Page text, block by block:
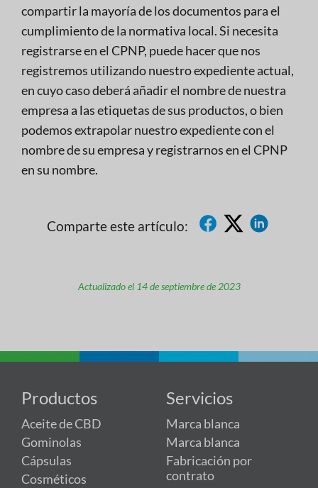
compartir la mayoría de los documentos para el
cumplimiento de la normativa local. Si necesita
registrarse en el CPNP, puede hacer que nos
registremos utilizando nuestro expediente actual,
en cuyo caso deberá añadir el nombre de nuestra
empresa a las etiquetas de sus productos, o bien
podemos extrapolar nuestro expediente con el
nombre de su empresa y registrarnos en el CPNP
en su nombre.
Comparte este artículo:
Actualizado el 14 de septiembre de 2023
Productos
Aceite de CBD
Gominolas
Cápsulas
Cosméticos
Servicios
Marca blanca
Marca blanca
Fabricación por
contrato